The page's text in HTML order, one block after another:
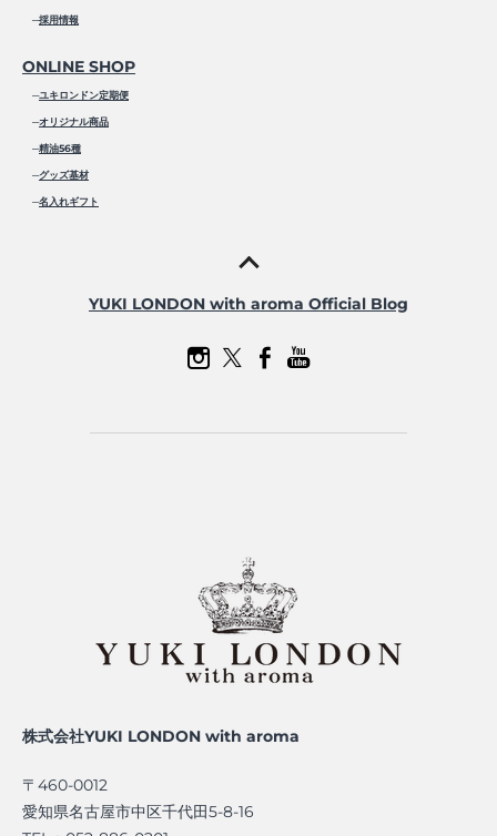
─採用情報
ONLINE SHOP
─ユキロンドン定期便
─オリジナル商品
─精油56種
─グッズ基材
─名入れギフト
YUKI LONDON with aroma Official Blog
株式会社YUKI LONDON with aroma
〒460-0012
愛知県名古屋市中区千代田5-8-16